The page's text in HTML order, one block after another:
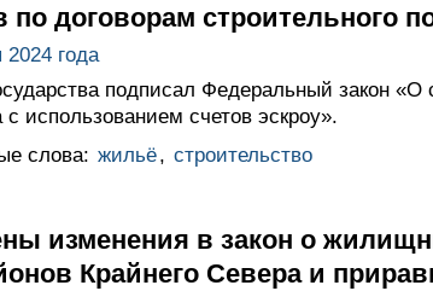
по договорам строительного
года
подписал Федеральный закон
с использованием счетов эскроу».
слова: жильё, строительство
изменения в закон о
Крайнего Севера и